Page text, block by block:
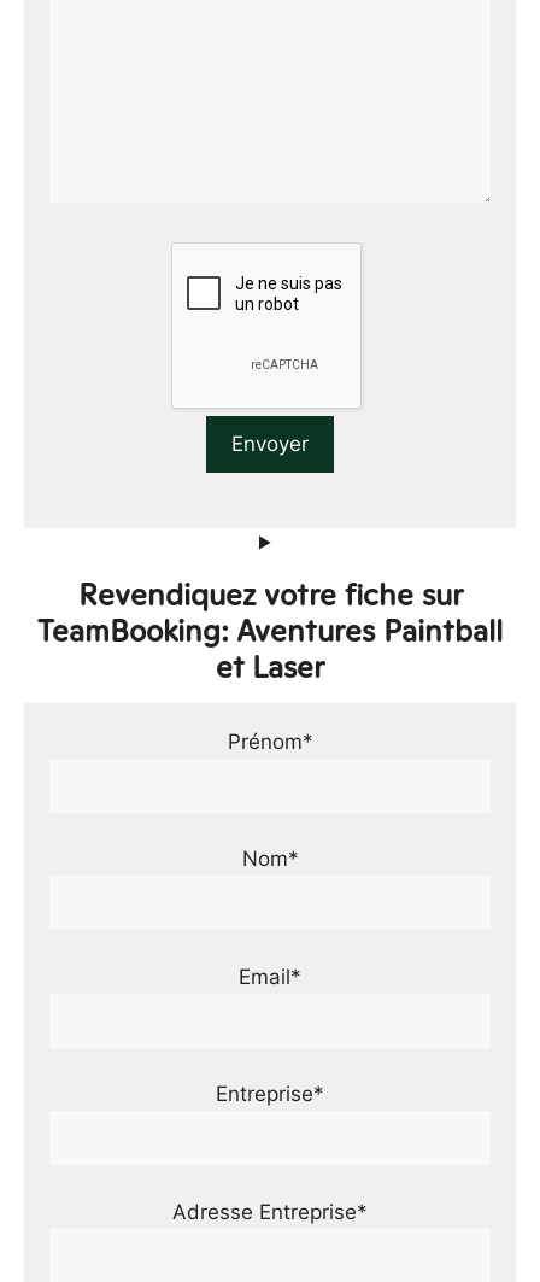
Revendiquez votre fiche sur
TeamBooking: Aventures Paintball
et Laser
Prénom*
Nom*
Email*
Entreprise*
Adresse Entreprise*